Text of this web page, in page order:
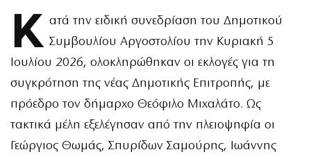
Κ ατά την ειδική συνεδρίαση του Δημοτικού
Συμβουλίου Αργοστολίου την Κυριακή 5
Ιουλίου 2026, ολοκληρώθηκαν οι εκλογές για τη
συγκρότηση της νέας Δημοτικής Επιτροπής, με
πρόεδρο τον δήμαρχο Θεόφιλο Μιχαλάτο. Ως
τακτικά μέλη εξελέγησαν από την πλειοψηφία οι
Γεώργιος Θωμάς, Σπυρίδων Σαμούρης, Ιωάννης